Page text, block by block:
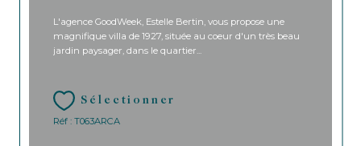
L'agence GoodWeek, Estelle Bertin, vous propose une
magnifique villa de 1927, située au coeur d'un très beau
jardin paysager, dans le quartier...
Sélectionner
Réf : T063ARCA